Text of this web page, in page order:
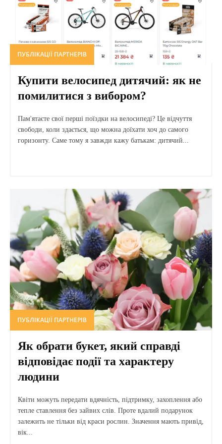
ПУБЛІКАЦІЇ ПАРТНЕРІВ
Купити велосипед дитячий: як не
помилитися з вибором?
Пам'ятаєте свої перші поїздки на велосипеді? Це відчуття
свободи, коли здається, що можна доїхати хоч до самого
горизонту. Саме тому я завжди кажу батькам: дитячий...
ПУБЛІКАЦІЇ ПАРТНЕРІВ
Як обрати букет, який справді
відповідає події та характеру
людини
Квіти можуть передати вдячність, підтримку, захоплення або
тепле ставлення без зайвих слів. Проте вдалий подарунок
залежить не тільки від краси рослин. Значення мають привід,
вік...